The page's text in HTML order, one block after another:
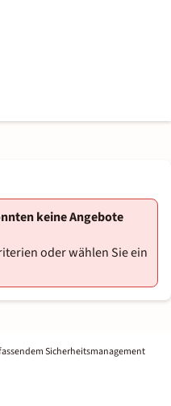
keine Angebote
oder wählen Sie ein
Sicherheitsmanagement